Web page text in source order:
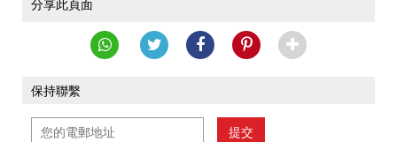
分享此頁面
保持聯繫
提交